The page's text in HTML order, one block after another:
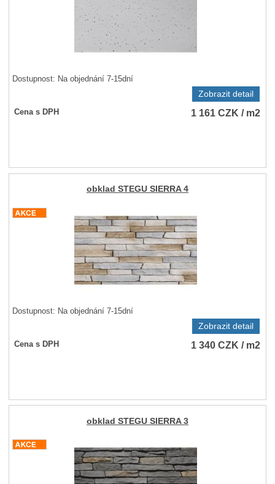
Dostupnost: Na objednání 7-15dní
Zobrazit detail
Cena s DPH 1 161CZK / m2
obklad STEGU SIERRA 4
Dostupnost: Na objednání 7-15dní
Zobrazit detail
Cena s DPH 1 340CZK / m2
obklad STEGU SIERRA 3